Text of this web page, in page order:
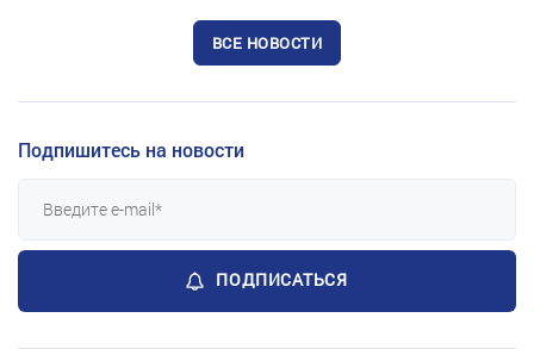
ВСЕ НОВОСТИ
Подпишитесь на новости
ПОДПИСАТЬСЯ